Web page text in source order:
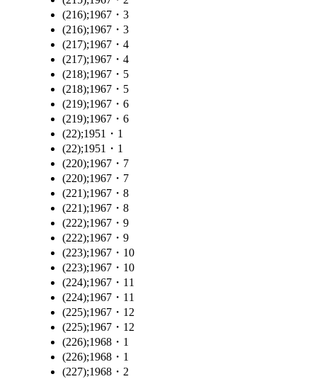
(216);1967・3
(216);1967・3
(217);1967・4
(217);1967・4
(218);1967・5
(218);1967・5
(219);1967・6
(219);1967・6
(22);1951・1
(22);1951・1
(220);1967・7
(220);1967・7
(221);1967・8
(221);1967・8
(222);1967・9
(222);1967・9
(223);1967・10
(223);1967・10
(224);1967・11
(224);1967・11
(225);1967・12
(225);1967・12
(226);1968・1
(226);1968・1
(227);1968・2